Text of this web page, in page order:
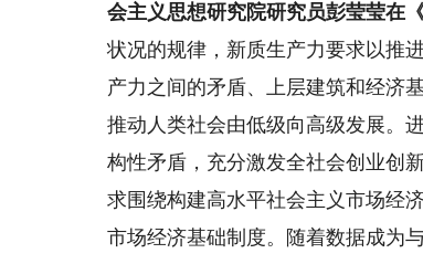
会主义思想研究院研究员彭莹莹在
状况的规律，新质生产力要求以推
产力之间的矛盾、上层建筑和经济
推动人类社会由低级向高级发展。
构性矛盾，充分激发全社会创业创
求围绕构建高水平社会主义市场经
市场经济基础制度。随着数据成为